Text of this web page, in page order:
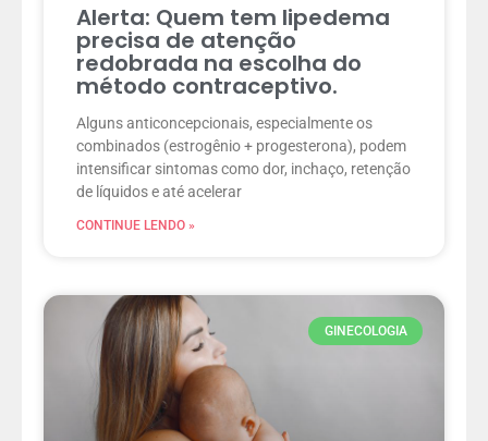
Alerta: Quem tem lipedema
precisa de atenção
redobrada na escolha do
método contraceptivo.
Alguns anticoncepcionais, especialmente os
combinados (estrogênio + progesterona), podem
intensificar sintomas como dor, inchaço, retenção
de líquidos e até acelerar
CONTINUE LENDO »
GINECOLOGIA